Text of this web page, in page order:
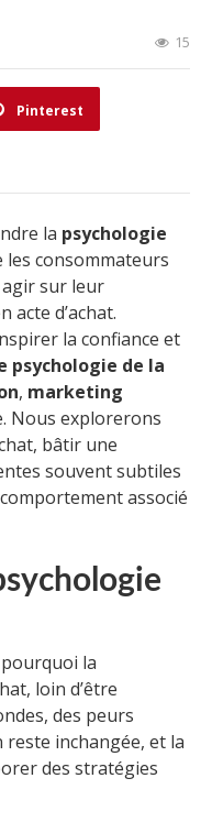
15
Pinterest
la psychologie
les consommateurs
agir sur leur
d’achat.
la confiance et
psychologie de la
, marketing
Nous explorerons
bâtir une
souvent subtiles
associé
la
loin d’être
des peurs
reste inchangée, et la
des stratégies